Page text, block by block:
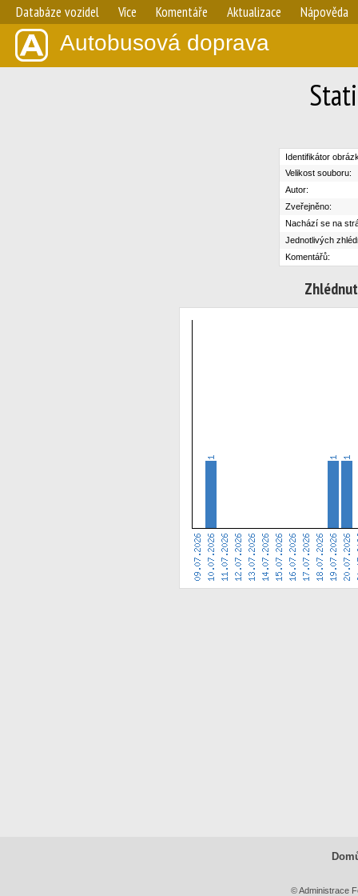
Databáze vozidel Více Komentáře Aktualizace Nápověda
Autobusová doprava
Identifikátor
Velikost souboru:
Autor:
Zveřejněno:
Nachází se na
Jednotlivých
Komentářů:
© Administrace